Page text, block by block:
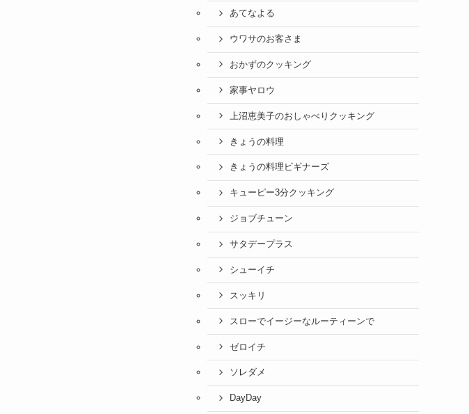
あてなよる
ウワサのお客さま
おかずのクッキング
家事ヤロウ
上沼恵美子のおしゃべりクッキング
きょうの料理
きょうの料理ビギナーズ
キューピー3分クッキング
ジョブチューン
サタデープラス
シューイチ
スッキリ
スローでイージーなルーティーンで
ゼロイチ
ソレダメ
DayDay